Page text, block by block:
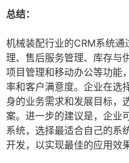
总结：
机械装配行业的CRM系统
理、售后服务管理、库存与
项目管理和移动办公等功能
率和客户满意度。企业在选
身的业务需求和发展目标，
案。进一步的建议是，企业
系统，选择最适合自己的系
开发，以实现最佳的应用效果